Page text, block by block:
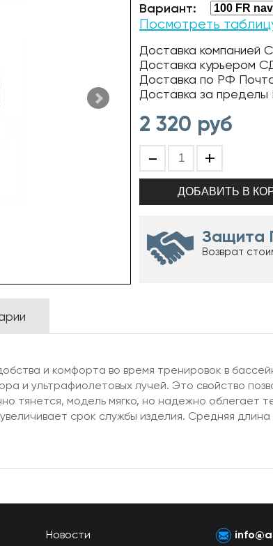
Вариант:
Посмотреть
Доставка компанией
Доставка курьером
Доставка по РФ
Доставка за
2 320 руб
- +
Защита
Возврат
и комфорта во время тренировок в
и ультрафиолетовых лучей. Это свойство
тянется, модель мягко, но надежно облегает
срок службы изделия. Средняя
Новости